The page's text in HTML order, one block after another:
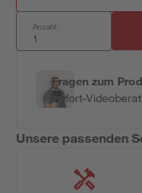
Anzahl:
Fragen zum
Sofort-
Unsere passenden